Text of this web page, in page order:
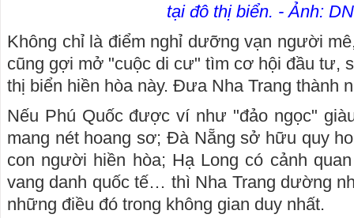
tại đô thị biển. - Ảnh:
Không chỉ là điểm nghỉ dưỡng vạn người
cũng gợi mở "cuộc di cư" tìm cơ hội đầu tư,
thị biển hiền hòa này. Đưa Nha Trang thành
Nếu Phú Quốc được ví như "đảo ngọc"
mang nét hoang sơ; Đà Nẵng sở hữu quy
con người hiền hòa; Hạ Long có cảnh
vang danh quốc tế… thì Nha Trang dường
những điều đó trong không gian duy nhất.